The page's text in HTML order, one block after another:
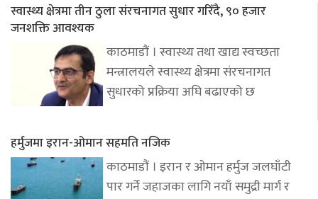
स्वास्थ्य क्षेत्रमा तीन ठुला संरचनागत सुधार गरिँदै, ९० हजार
जनशक्ति आवश्यक
काठमाडौं । स्वास्थ्य तथा खाद्य स्वच्छता
मन्त्रालयले स्वास्थ्य क्षेत्रमा संरचनागत
सुधारको प्रक्रिया अघि बढाएको छ
हर्मुजमा इरान-ओमान सहमति नजिक
काठमाडौं । इरान र ओमान हर्मुज जलघाँटी
पार गर्ने जहाजका लागि नयाँ समुद्री मार्ग र